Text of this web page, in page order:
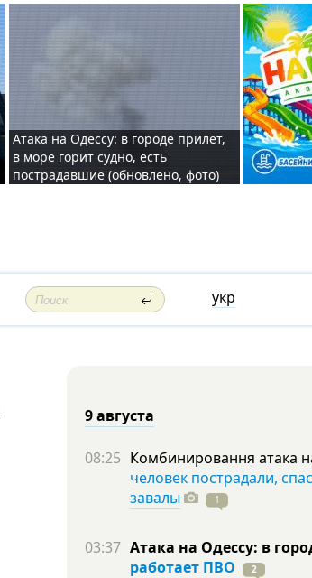
Атака на Одессу: в городе прилет,
в море горит судно, есть
пострадавшие (обновлено, фото)
укр
9 августа
08:25 Комбинировання атака
человек пострадали,
завалы
1
03:37 Атака на Одессу: в
работает ПВО
2